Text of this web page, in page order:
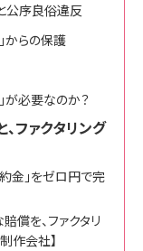
公序良俗違反
からの保護
が必要なのか？
ファクタリング
金」をゼロ円で完
償を、ファクタリ
作会社】